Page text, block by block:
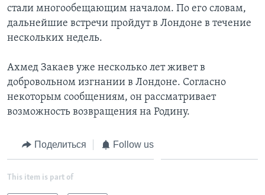
Языки
стали многообещающим началом. По его словам,
дальнейшие встречи пройдут в Лондоне в течение
нескольких недель.
Ахмед Закаев уже несколько лет живет в
добровольном изгнании в Лондоне. Согласно
некоторым сообщениям, он рассматривает
возможность возвращения на Родину.
Поделиться Follow us
This item is part of